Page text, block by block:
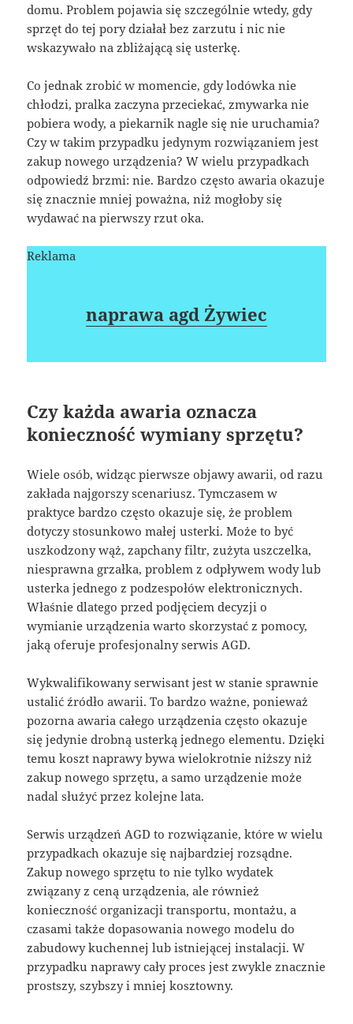
domu. Problem pojawia się szczególnie wtedy, gdy
sprzęt do tej pory działał bez zarzutu i nic nie
wskazywało na zbliżającą się usterkę.
Co jednak zrobić w momencie, gdy lodówka nie
chłodzi, pralka zaczyna przeciekać, zmywarka nie
pobiera wody, a piekarnik nagle się nie uruchamia?
Czy w takim przypadku jedynym rozwiązaniem jest
zakup nowego urządzenia? W wielu przypadkach
odpowiedź brzmi: nie. Bardzo często awaria okazuje
się znacznie mniej poważna, niż mogłoby się
wydawać na pierwszy rzut oka.
Reklama
naprawa agd Żywiec
Czy każda awaria oznacza
konieczność wymiany sprzętu?
Wiele osób, widząc pierwsze objawy awarii, od razu
zakłada najgorszy scenariusz. Tymczasem w
praktyce bardzo często okazuje się, że problem
dotyczy stosunkowo małej usterki. Może to być
uszkodzony wąż, zapchany filtr, zużyta uszczelka,
niesprawna grzałka, problem z odpływem wody lub
usterka jednego z podzespołów elektronicznych.
Właśnie dlatego przed podjęciem decyzji o
wymianie urządzenia warto skorzystać z pomocy,
jaką oferuje profesjonalny serwis AGD.
Wykwalifikowany serwisant jest w stanie sprawnie
ustalić źródło awarii. To bardzo ważne, ponieważ
pozorna awaria całego urządzenia często okazuje
się jedynie drobną usterką jednego elementu. Dzięki
temu koszt naprawy bywa wielokrotnie niższy niż
zakup nowego sprzętu, a samo urządzenie może
nadal służyć przez kolejne lata.
Serwis urządzeń AGD to rozwiązanie, które w wielu
przypadkach okazuje się najbardziej rozsądne.
Zakup nowego sprzętu to nie tylko wydatek
związany z ceną urządzenia, ale również
konieczność organizacji transportu, montażu, a
czasami także dopasowania nowego modelu do
zabudowy kuchennej lub istniejącej instalacji. W
przypadku naprawy cały proces jest zwykle znacznie
prostszy, szybszy i mniej kosztowny.